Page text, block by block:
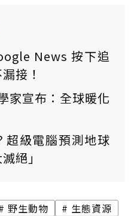
News 按下追
接！
家宣布：全球暖化
超級電腦預測地球
絕」
野生動物
生態資源